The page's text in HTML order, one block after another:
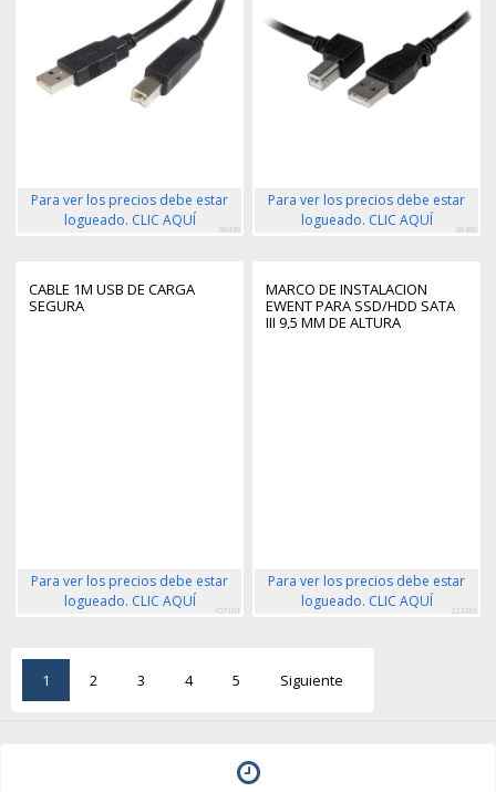
Para ver los precios debe estar
logueado. CLIC AQUÍ
38438
Para ver los precios debe estar
logueado. CLIC AQUÍ
38480
CABLE 1M USB DE CARGA
SEGURA
Para ver los precios debe estar
logueado. CLIC AQUÍ
107101
MARCO DE INSTALACION
EWENT PARA SSD/HDD SATA
III 9,5 MM DE ALTURA
Para ver los precios debe estar
logueado. CLIC AQUÍ
223266
1 2 3 4 5 Siguiente